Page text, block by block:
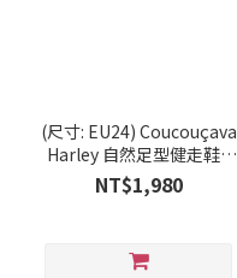
(尺寸: EU24) Coucouçava
Harley 自然足型健走鞋 -
雲朵白
NT$1,980